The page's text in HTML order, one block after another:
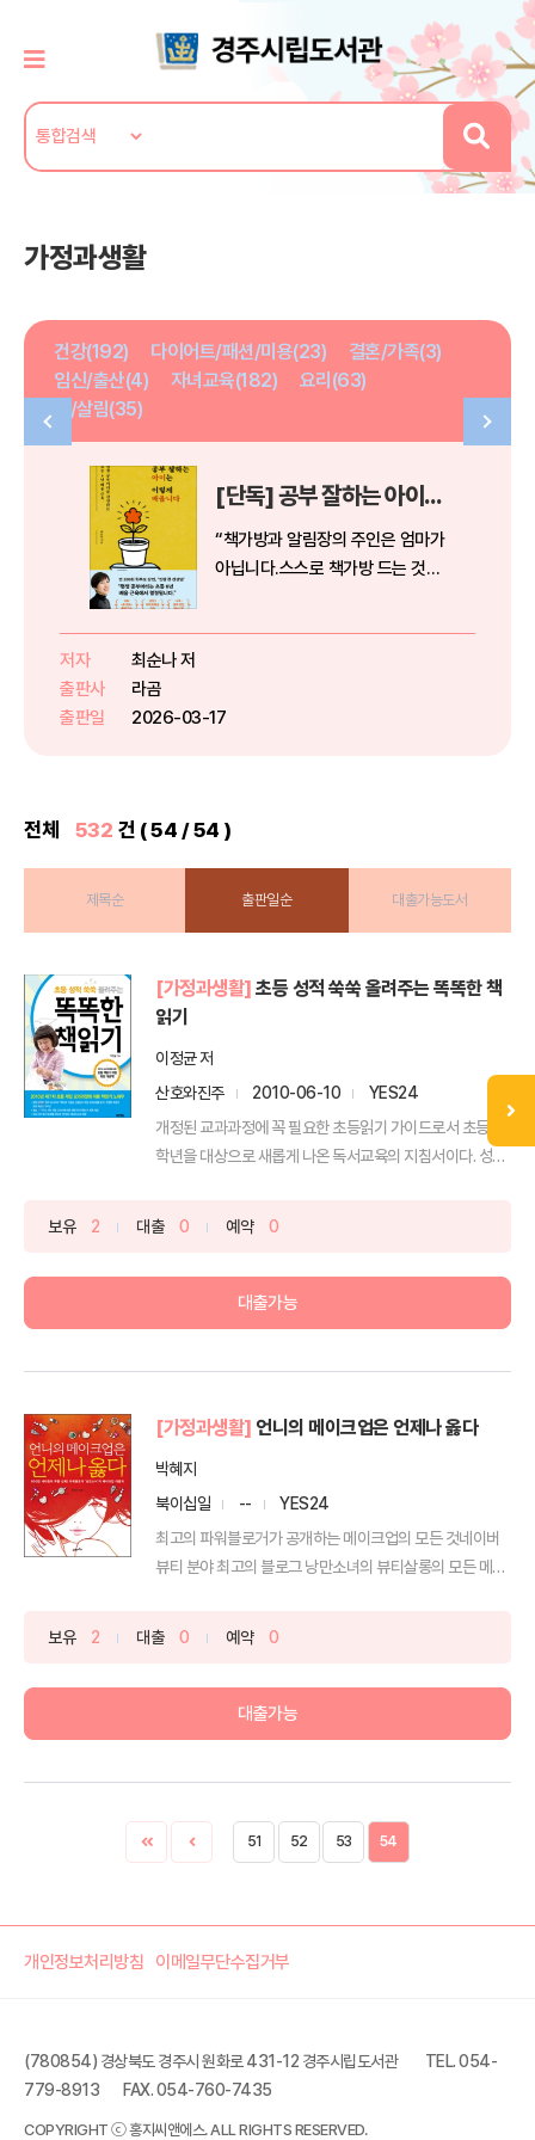
가정과생활
건강(192) 다이어트/패션/미용(23)
결혼/가족(3)
임신/출산(4)
자녀교육(182)
요리(63)
집/살림(35)
[단독] 공부 잘하는 아이는 이렇게 배웁니다
“책가방과 알림장의 주인은 엄마가
아닙니다.스스로 책가방 드는 것부
아이의 첫 선생님은 어떤...
저자
최순나 저
출판사
라곰
출판일
2026-03-17
전체 532 건 ( 54 / 54 )
제목순 출판일순 대출가능도서
[가정과생활] 초등 성적 쑥쑥 올려주는 똑똑한 책
읽기
이정균 저
산호와진주
2010-06-10
YES24
개정된 교과과정에 꼭 필요한 초등읽기 가이드로서 초등 저
학년을 대상으로 새롭게 나온 독서교육의 지침서이다. 성적
보유 2 대출 0 예약 0
대출가능
[가정과생활] 언니의 메이크업은 언제나 옳다
박혜지
북이십일
--
YES24
최고의 파워블로거가 공개하는 메이크업의 모든 것네이버
뷰티 분야 최고의 블로그 낭만소녀의 뷰티살롱의 모든 메이
보유 2 대출 0 예약 0
대출가능
51 52 53 54
개인정보처리방침 이메일무단수집거부
(780854) 경상북도 경주시 원화로 431-12 경주시립도서관
TEL. 054-
779-8913
FAX. 054-760-7435
COPYRIGHT ⓒ 홍지씨앤에스. ALL RIGHTS RESERVED.